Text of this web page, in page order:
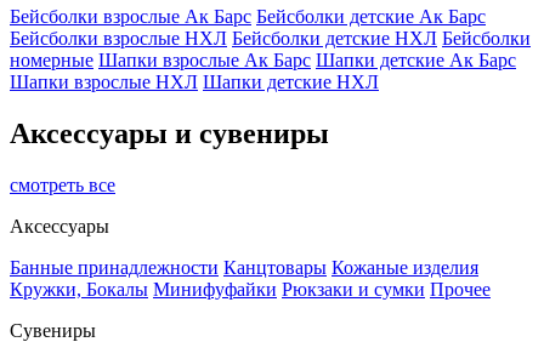
Бейсболки взрослые Ак Барс Бейсболки детские Ак Барс
Бейсболки взрослые НХЛ Бейсболки детские НХЛ Бейсболки
номерные Шапки взрослые Ак Барс Шапки детские Ак Барс
Шапки взрослые НХЛ Шапки детские НХЛ
Аксессуары и сувениры
смотреть все
Аксессуары
Банные принадлежности Канцтовары Кожаные изделия
Кружки, Бокалы Минифуфайки Рюкзаки и сумки Прочее
Сувениры